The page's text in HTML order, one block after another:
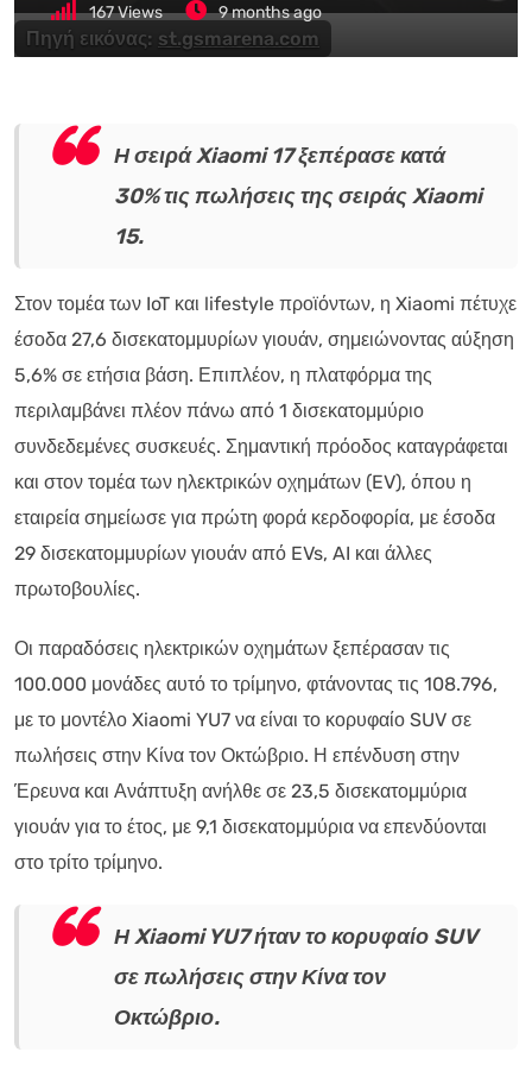
Πηγή εικόνας: st.gsmarena.com
167Views 9 months ago
Η σειρά Xiaomi 17 ξεπέρασε κατά
30% τις πωλήσεις της σειράς Xiaomi
15.
Στον τομέα των IoT και lifestyle προϊόντων, η Xiaomi πέτυχε
έσοδα 27,6 δισεκατομμυρίων γιουάν, σημειώνοντας αύξηση
5,6% σε ετήσια βάση. Επιπλέον, η πλατφόρμα της
περιλαμβάνει πλέον πάνω από 1 δισεκατομμύριο
συνδεδεμένες συσκευές. Σημαντική πρόοδος καταγράφεται
και στον τομέα των ηλεκτρικών οχημάτων (EV), όπου η
εταιρεία σημείωσε για πρώτη φορά κερδοφορία, με έσοδα
29 δισεκατομμυρίων γιουάν από EVs, AI και άλλες
πρωτοβουλίες.
Οι παραδόσεις ηλεκτρικών οχημάτων ξεπέρασαν τις
100.000 μονάδες αυτό το τρίμηνο, φτάνοντας τις 108.796,
με το μοντέλο Xiaomi YU7 να είναι το κορυφαίο SUV σε
πωλήσεις στην Κίνα τον Οκτώβριο. Η επένδυση στην
Έρευνα και Ανάπτυξη ανήλθε σε 23,5 δισεκατομμύρια
γιουάν για το έτος, με 9,1 δισεκατομμύρια να επενδύονται
στο τρίτο τρίμηνο.
Η Xiaomi YU7 ήταν το κορυφαίο SUV
σε πωλήσεις στην Κίνα τον
Οκτώβριο.